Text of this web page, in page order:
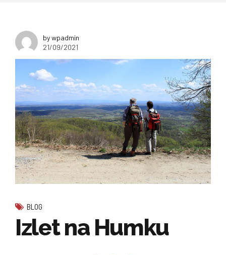
by wpadmin
21/09/2021
BLOG
Izlet na Humku